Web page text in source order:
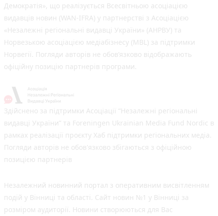
Демократія», що реалізується Всесвітньою асоціацією
видавців новин (WAN-IFRA) у партнерстві з Асоціацією
«Незалежні регіональні видавці України» (АНРВУ) та
Норвезькою асоціацією медіабізнесу (MBL) за підтримки
Норвегії. Погляди авторів не обов’язково відображають
офіційну позицію партнерів програми.
Здійснено за підтримки Асоціації “Незалежні регіональні
видавці України” та Foreningen Ukrainian Media Fund Nordic в
рамках реалізації проєкту Хаб підтримки регіональних медіа.
Погляди авторів не обов'язково збігаються з офіційною
позицією партнерів
Незалежний новинний портал з оперативним висвітленням
подій у Вінниці та області. Сайт новин №1 у Вінниці за
розміром аудиторії. Новини створюються для Вас